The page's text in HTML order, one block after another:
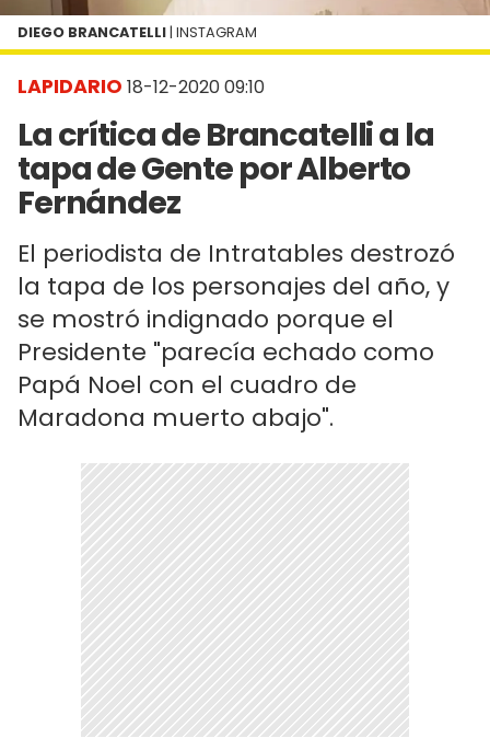
LAPIDARIO 18-12-2020 09:10
La crítica de Brancatelli a la
tapa de Gente por Alberto
Fernández
El periodista de Intratables destrozó
la tapa de los personajes del año, y
se mostró indignado porque el
Presidente "parecía echado como
Papá Noel con el cuadro de
Maradona muerto abajo".
DIEGO BRANCATELLI | INSTAGRAM